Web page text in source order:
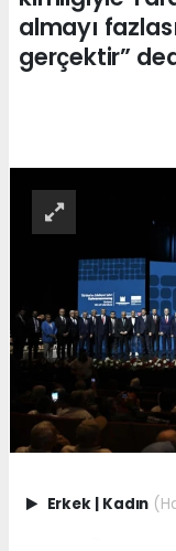
almayı
gerçektir”
Erkek Kadın